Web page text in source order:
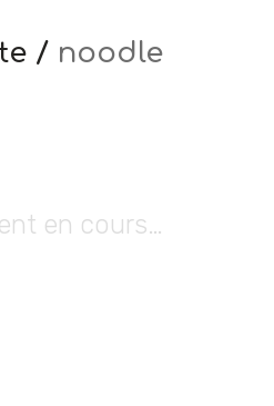
/ noodle
en cours…